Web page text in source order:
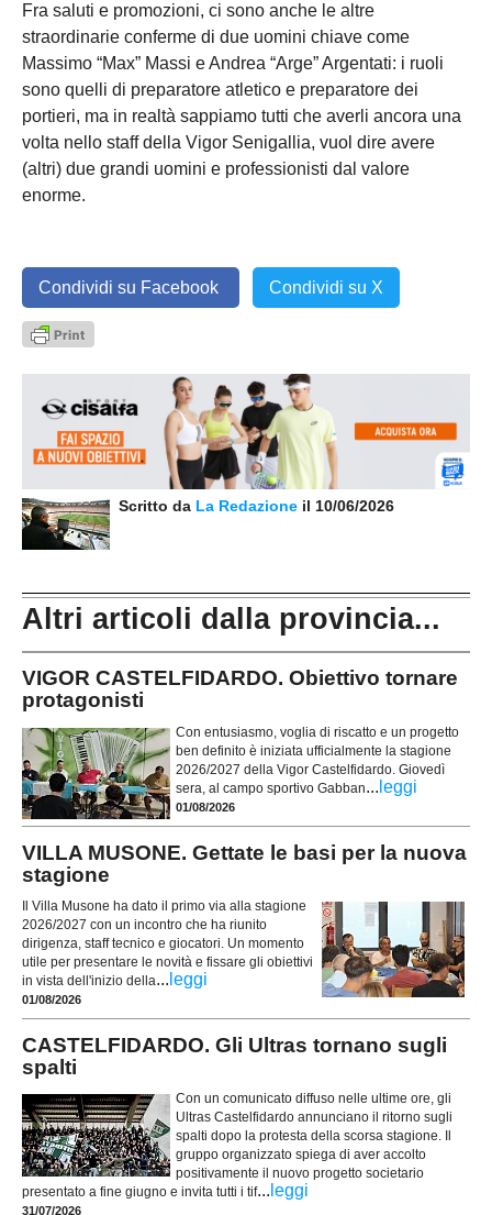
Fra saluti e promozioni, ci sono anche le altre
straordinarie conferme di due uomini chiave come
Massimo “Max” Massi e Andrea “Arge” Argentati: i ruoli
sono quelli di preparatore atletico e preparatore dei
portieri, ma in realtà sappiamo tutti che averli ancora una
volta nello staff della Vigor Senigallia, vuol dire avere
(altri) due grandi uomini e professionisti dal valore
enorme.
Condividi su Facebook Condividi su X
Scritto da La Redazione il 10/06/2026
Altri articoli dalla provincia...
VIGOR CASTELFIDARDO. Obiettivo tornare
protagonisti
Con entusiasmo, voglia di riscatto e un progetto
ben definito è iniziata ufficialmente la stagione
2026/2027 della Vigor Castelfidardo. Giovedì
sera, al campo sportivo Gabban... leggi
01/08/2026
VILLA MUSONE. Gettate le basi per la nuova
stagione
Il Villa Musone ha dato il primo via alla stagione
2026/2027 con un incontro che ha riunito
dirigenza, staff tecnico e giocatori. Un momento
utile per presentare le novità e fissare gli obiettivi
in vista dell'inizio della... leggi
01/08/2026
CASTELFIDARDO. Gli Ultras tornano sugli
spalti
Con un comunicato diffuso nelle ultime ore, gli
Ultras Castelfidardo annunciano il ritorno sugli
spalti dopo la protesta della scorsa stagione. Il
gruppo organizzato spiega di aver accolto
positivamente il nuovo progetto societario
presentato a fine giugno e invita tutti i tif... leggi
31/07/2026